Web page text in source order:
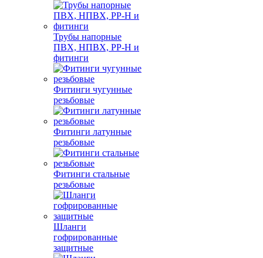
Трубы напорные
ПВХ, НПВХ, PP-H и
фитинги
Фитинги чугунные
резьбовые
Фитинги латунные
резьбовые
Фитинги стальные
резьбовые
Шланги
гофрированные
защитные